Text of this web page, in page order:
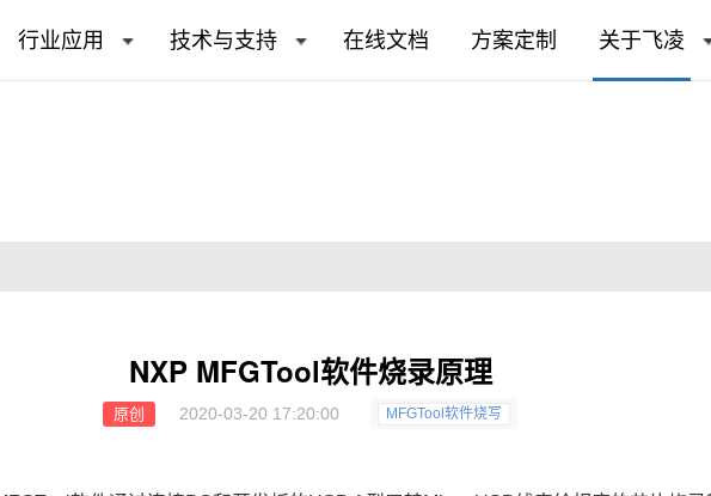
行业应用 技术与支持 在线文档 方案定制 关于飞凌
NXP MFGTool软件烧录原理
原创 2020-03-20 17:20:00 MFGTool软件烧写